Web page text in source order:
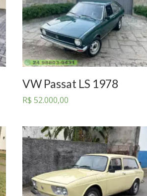
VW Passat LS 1978
R$ 52.000,00